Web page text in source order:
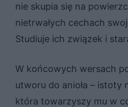
nie skupia się na
nietrwałych cechach
Studiuje ich związek i
W końcowych wersach
utworu do anioła – istoty
która towarzyszy mu w